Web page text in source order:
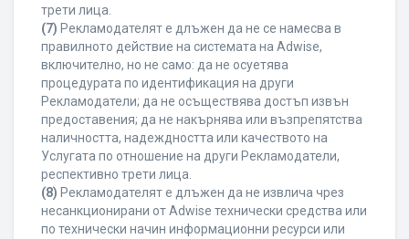
трети лица.
(7) Рекламодателят е длъжен да не се намесва в
правилното действие на системата на Adwise,
включително, но не само: да не осуетява
процедурата по идентификация на други
Рекламодатели; да не осъществява достъп извън
предоставения; да не накърнява или възпрепятства
наличността, надеждността или качеството на
Услугата по отношение на други Рекламодатели,
респективно трети лица.
(8) Рекламодателят е длъжен да не извлича чрез
несанкционирани от Adwise технически средства или
по технически начин информационни ресурси или